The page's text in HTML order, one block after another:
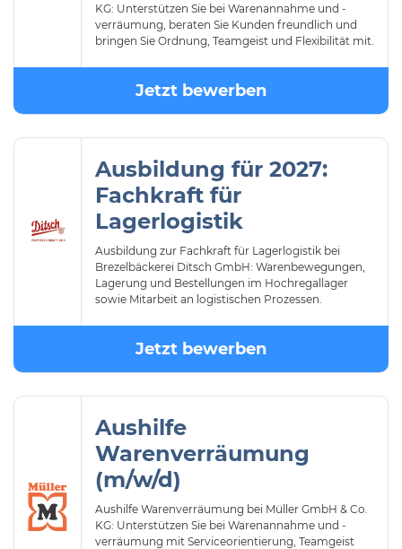
KG: Unterstützen Sie bei Warenannahme und -
verräumung, beraten Sie Kunden freundlich und
bringen Sie Ordnung, Teamgeist und Flexibilität mit.
Jetzt bewerben
Ausbildung für 2027:
Fachkraft für
Lagerlogistik
Ausbildung zur Fachkraft für Lagerlogistik bei
Brezelbäckerei Ditsch GmbH: Warenbewegungen,
Lagerung und Bestellungen im Hochregallager
sowie Mitarbeit an logistischen Prozessen.
Jetzt bewerben
Aushilfe
Warenverräumung
(m/w/d)
Aushilfe Warenverräumung bei Müller GmbH & Co.
KG: Unterstützen Sie bei Warenannahme und -
verräumung mit Serviceorientierung, Teamgeist